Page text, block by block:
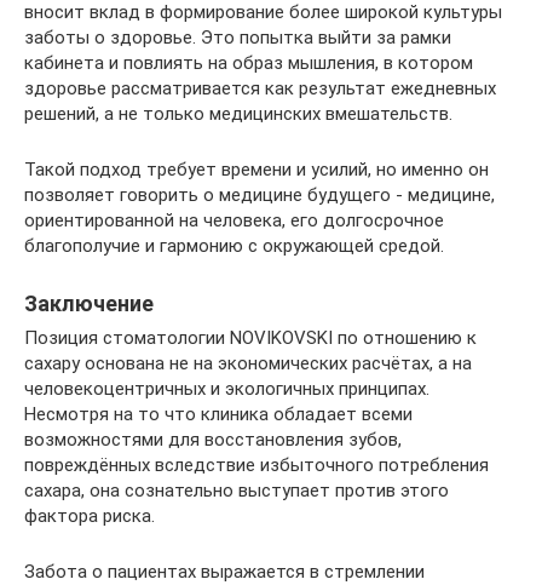
вносит вклад в формирование более широкой культуры
заботы о здоровье. Это попытка выйти за рамки
кабинета и повлиять на образ мышления, в котором
здоровье рассматривается как результат ежедневных
решений, а не только медицинских вмешательств.
Такой подход требует времени и усилий, но именно он
позволяет говорить о медицине будущего - медицине,
ориентированной на человека, его долгосрочное
благополучие и гармонию с окружающей средой.
Заключение
Позиция стоматологии NOVIKOVSKI по отношению к
сахару основана не на экономических расчётах, а на
человекоцентричных и экологичных принципах.
Несмотря на то что клиника обладает всеми
возможностями для восстановления зубов,
повреждённых вследствие избыточного потребления
сахара, она сознательно выступает против этого
фактора риска.
Забота о пациентах выражается в стремлении